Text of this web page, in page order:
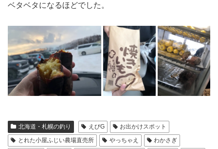
ベタベタになるほどでした。
北海道・札幌の釣り えびG
お出かけスポット
とれた小屋ふじい農場直売所
やっちゃえ
わかさぎ